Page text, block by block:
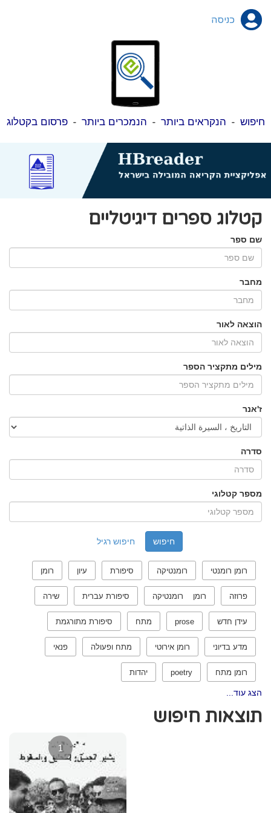
כניסה
חיפוש - הנקראים ביותר - הנמכרים ביותר -פרסום בקטלוג
קטלוג ספרים דיגיטליים
שם ספר
מחבר
הוצאה לאור
מילים מתקציר הספר
ז'אנר
סדרה
מספר קטלוגי
חיפוש רגיל
רומן רומנטי רומנטיקה סיפורת עיון רומן
פרוזה רומן רומנטיקה סיפורת עברית שירה
עידן חדש prose מתח סיפורת מתורגמת
מדע בדיוני רומן אירוטי מתח ופעולה פנאי
רומן מתח poetry יהדות
הצג עוד...
תוצאות חיפוש
1